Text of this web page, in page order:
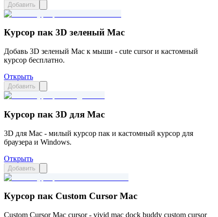
Добавить
Курсор пак 3D зеленый Mac
Добавь 3D зеленый Mac к мыши - cute cursor и кастомный
курсор бесплатно.
Открыть
Добавить
Курсор пак 3D для Mac
3D для Mac - милый курсор пак и кастомный курсор для
браузера и Windows.
Открыть
Добавить
Курсор пак Custom Cursor Mac
Custom Cursor Mac cursor - vivid mac dock buddy custom cursor